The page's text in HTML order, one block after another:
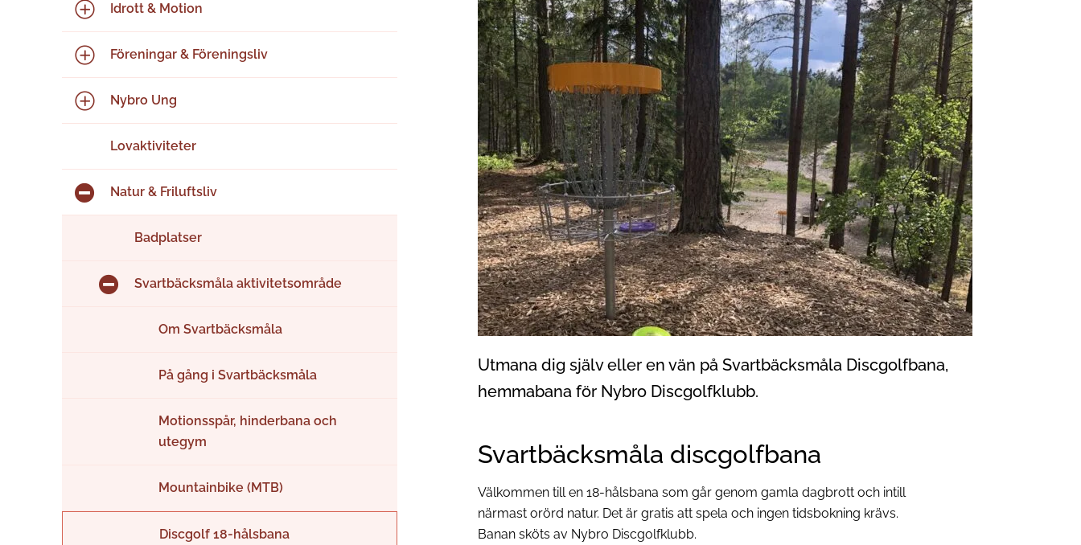
Idrott & Motion
Föreningar & Föreningsliv
Nybro Ung
Lovaktiviteter
Natur & Friluftsliv
Badplatser
Svartbäcksmåla aktivitetsområde
Om Svartbäcksmåla
På gång i Svartbäcksmåla
Motionsspår, hinderbana och
utegym
Mountainbike (MTB)
Discgolf 18-hålsbana
Utmana dig själv eller en vän på Svartbäcksmåla Discgolfbana,
hemmabana för Nybro Discgolfklubb.
Svartbäcksmåla discgolfbana
Välkommen till en 18-hålsbana som går genom gamla dagbrott och intill
närmast orörd natur. Det är gratis att spela och ingen tidsbokning krävs.
Banan sköts av Nybro Discgolfklubb.